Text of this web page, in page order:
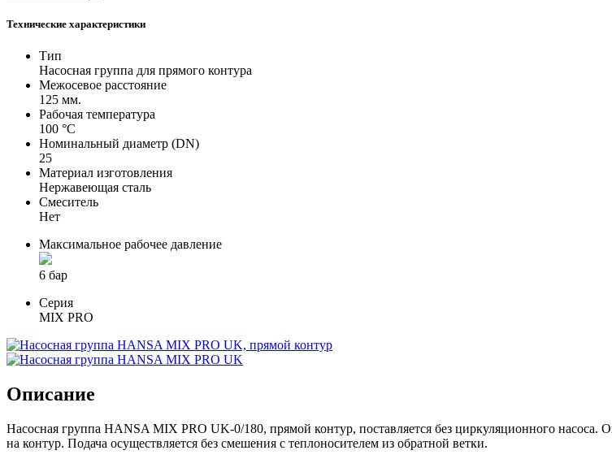
Технические характеристики
Тип
Насосная группа для прямого контура
Межосевое расстояние
125 мм.
Рабочая температура
100 °С
Номинальный диаметр (DN)
25
Материал изготовления
Нержавеющая сталь
Смеситель
Нет
Максимальное рабочее давление
6 бар
Серия
MIX PRO
Описание
Насосная группа HANSA MIX PRO UK-0/180, прямой контур, поставляется без циркуляционного насоса.
на контур. Подача осуществляется без смешения с теплоносителем из обратной ветки.